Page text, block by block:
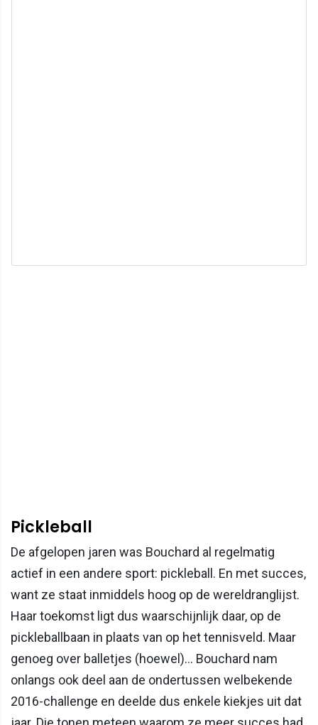
Pickleball
De afgelopen jaren was Bouchard al regelmatig
actief in een andere sport: pickleball. En met succes,
want ze staat inmiddels hoog op de wereldranglijst.
Haar toekomst ligt dus waarschijnlijk daar, op de
pickleballbaan in plaats van op het tennisveld. Maar
genoeg over balletjes (hoewel)... Bouchard nam
onlangs ook deel aan de ondertussen welbekende
2016-challenge en deelde dus enkele kiekjes uit dat